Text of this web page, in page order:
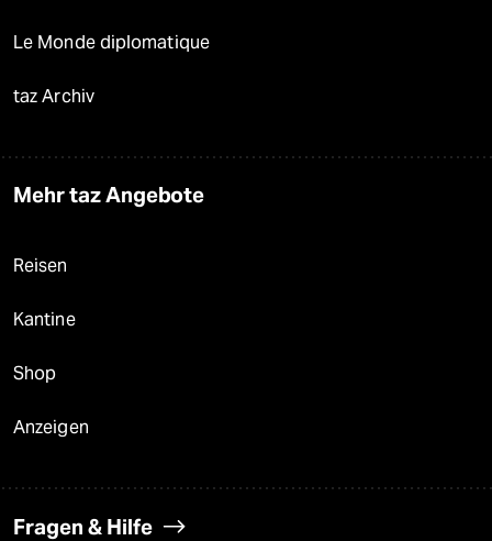
Le Monde diplomatique
taz Archiv
Mehr taz Angebote
Reisen
Kantine
Shop
Anzeigen
Fragen & Hilfe